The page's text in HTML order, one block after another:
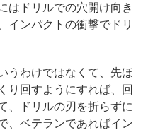
はドリルでの穴開け向き
インパクトの衝撃でドリ
うわけではなくて、先ほ
り回すようにすれば、回
、ドリルの刃を折らずに
、ベテランであればイン